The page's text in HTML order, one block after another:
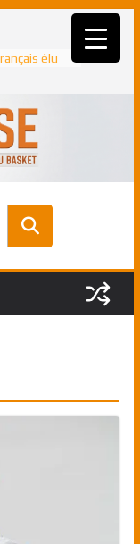
élu
NBA
bataille
et Giannis
le Greek
NBA, le
aux Spurs
de